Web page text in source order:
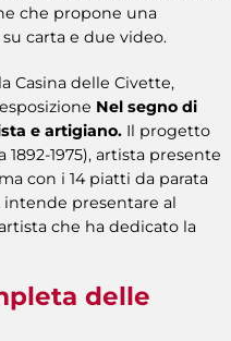
che propone una
carta e due video.
Casina delle Civette,
Nel segno di
e artigiano. Il progetto
1975), artista presente
con i 14 piatti da parata
intende presentare al
che ha dedicato la
delle